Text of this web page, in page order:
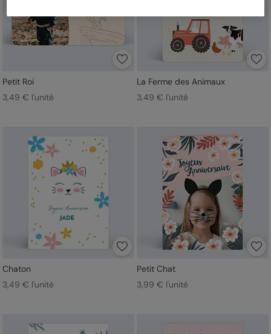
Petit Roi
3,49 € l'unité
La Ferme des Animaux
3,49 € l'unité
Chaton
3,49 € l'unité
Petit Chat
3,99 € l'unité